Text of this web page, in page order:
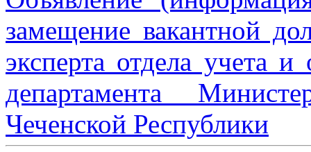
замещение вакантной
эксперта отдела учета и
департамента
Чеченской Республики